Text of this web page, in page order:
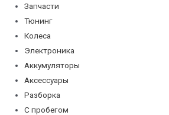
Запчасти
Тюнинг
Колеса
Электроника
Аккумуляторы
Аксессуары
Разборка
С пробегом